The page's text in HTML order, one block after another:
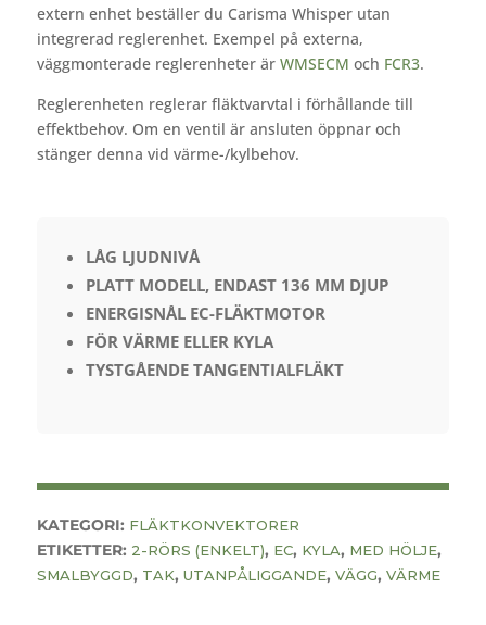
extern enhet beställer du Carisma Whisper utan
integrerad reglerenhet. Exempel på externa,
väggmonterade reglerenheter är WMSECM och FCR3.
Reglerenheten reglerar fläktvarvtal i förhållande till
effektbehov. Om en ventil är ansluten öppnar och
stänger denna vid värme-/kylbehov.
LÅG LJUDNIVÅ
PLATT MODELL, ENDAST 136 MM DJUP
ENERGISNÅL EC-FLÄKTMOTOR
FÖR VÄRME ELLER KYLA
TYSTGÅENDE TANGENTIALFLÄKT
KATEGORI: FLÄKTKONVEKTORER
ETIKETTER: 2-RÖRS (ENKELT), EC, KYLA, MED HÖLJE,
SMALBYGGD, TAK, UTANPÅLIGGANDE, VÄGG, VÄRME